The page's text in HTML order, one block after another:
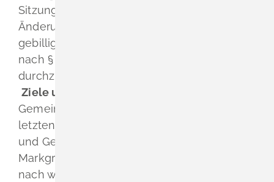
Sitzung den Entwurf der 8. punktuellen
Änderung des Flächennutzungsplans
gebilligt und beschlossen, die Offenlage
nach § 3 Abs. 2 BauGB und § 4 Abs. 2 BauGB
durchzuführen.
Ziele und Zwecke der Planung
Gemeinde Schliengen hat sich in den
letzten Jahren zu einem attraktiven Wohn-
und Gewerbestandort im südlichen
Markgräflerland entwickelt und verzeichnet
nach wie vor eine stetige Nachfrage an